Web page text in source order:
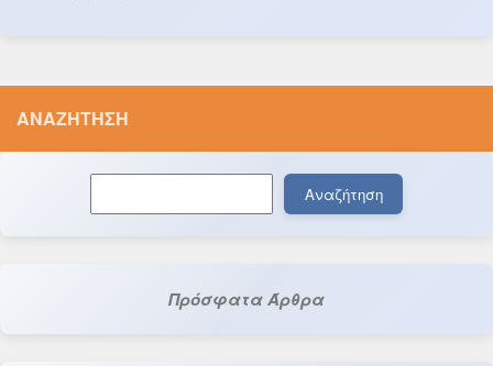
ΑΝΑΖΉΤΗΣΗ
Αναζήτηση
Πρόσφατα Άρθρα